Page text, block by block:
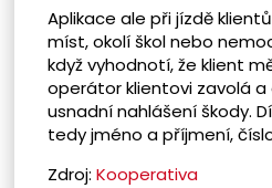
Aplikace ale při jízdě
míst, okolí škol nebo
když vyhodnotí, že klient
operátor klientovi zavolá a
usnadní nahlášení škody.
tedy jméno a příjmení,
Zdroj: Kooperativa